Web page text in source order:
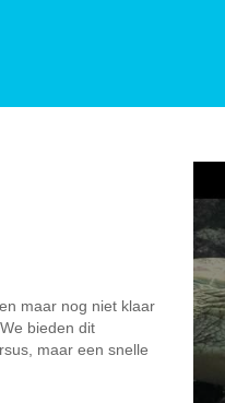
maar nog niet klaar
bieden dit
maar een snelle